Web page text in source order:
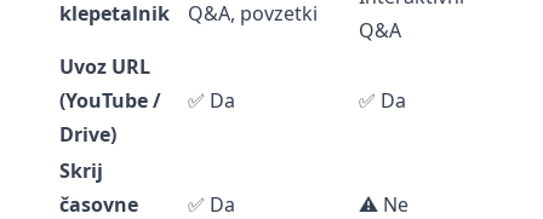
klepetalnik
Q&A, povzetki
Q&A
Uvoz URL
(YouTube /
Drive)
✅ Da ✅ Da
Skrij
časovne
✅ Da ⚠️ Ne